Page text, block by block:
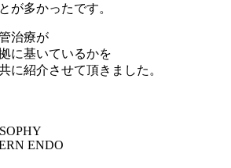
が多かったです。
治療が
に基いているかを
に紹介させて頂きました。
ENDO